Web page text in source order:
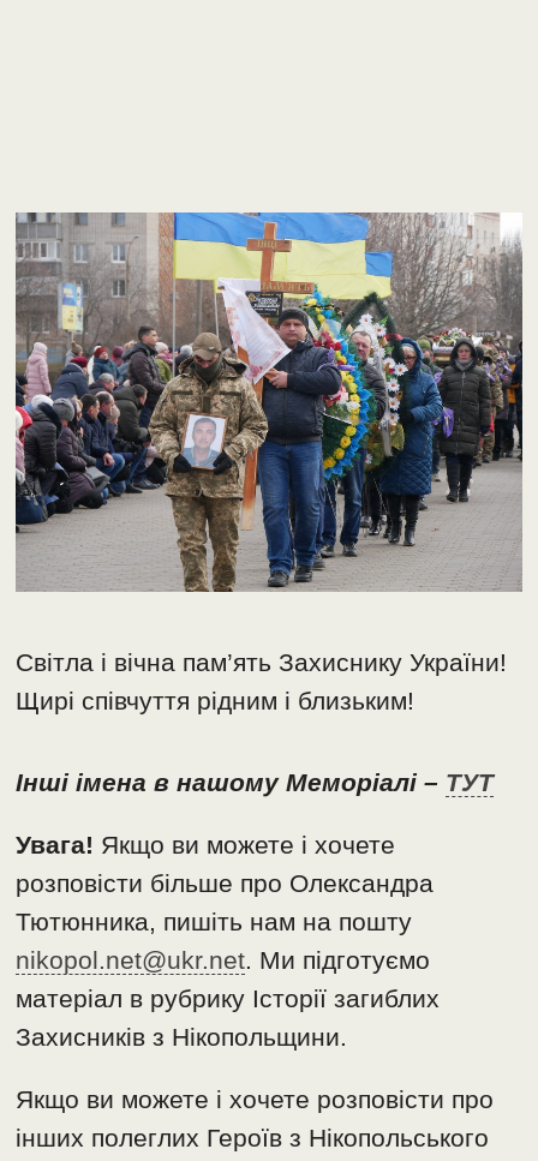
Світла і вічна пам’ять Захиснику України!
Щирі співчуття рідним і близьким!
Інші імена в нашому Меморіалі – ТУТ
Увага! Якщо ви можете і хочете
розповісти більше про Олександра
Тютюнника, пишіть нам на пошту
nikopol.net@ukr.net. Ми підготуємо
матеріал в рубрику Історії загиблих
Захисників з Нікопольщини.
Якщо ви можете і хочете розповісти про
інших полеглих Героїв з Нікопольського